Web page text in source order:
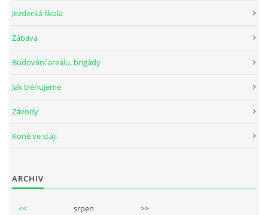
Jezdecká škola
Zábava
Budování areálu, brigády
Jak trénujeme
Závody
Koně ve stáji
ARCHIV
<< srpen >>